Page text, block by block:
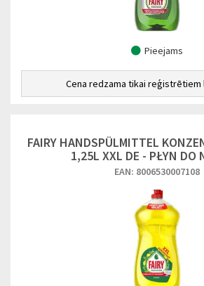
Pieejams
Cena redzama tikai
FAIRY HANDSPÜLMITTEL
1,25L XXL DE - PŁYN DO
EAN: 8006530007108